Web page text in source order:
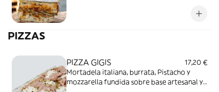
PIZZAS
PIZZA GIGIS
17,20 €
Mortadela italiana, burrata, Pistacho y
mozzarella fundida sobre base artesanal y